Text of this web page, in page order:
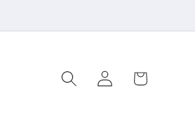
EinloggenWarenkorb